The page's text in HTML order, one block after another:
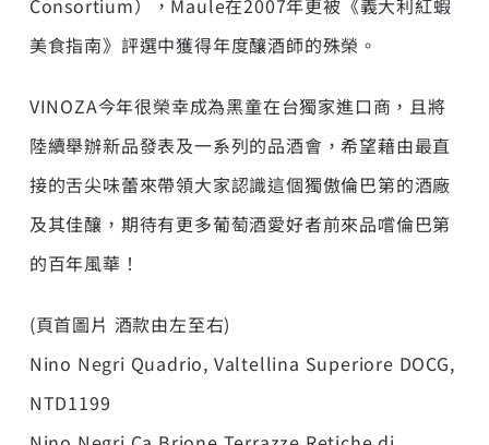
美食指南》評選中獲得年度釀酒師的殊榮。
VINOZA今年很榮幸成為黑童在台獨家進口商，且將
陸續舉辦新品發表及一系列的品酒會，希望藉由最直
接的舌尖味蕾來帶領大家認識這個獨傲倫巴第的酒廠
及其佳釀，期待有更多葡萄酒愛好者前來品嚐倫巴第
的百年風華！
(頁首圖片 酒款由左至右)
Nino Negri Quadrio, Valtellina Superiore DOCG,
NTD1199